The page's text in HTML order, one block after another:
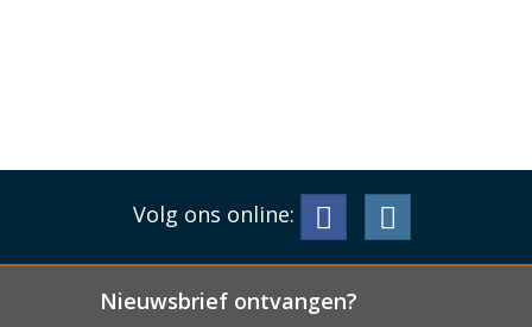
Volg ons online:
Nieuwsbrief ontvangen?